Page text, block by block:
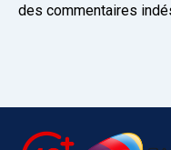
des commentaires